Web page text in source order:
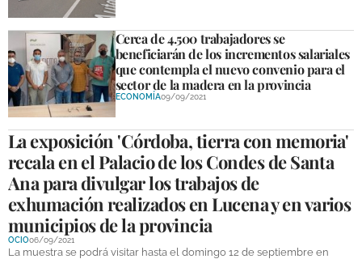
CÓRDOBA
PROVINCIA
SALUD
OBRAS
NECROLÓGICAS
Cerca de 4.500 trabajadores se
beneficiarán de los incrementos salariales
que contempla el nuevo convenio para el
sector de la madera en la provincia
ECONOMÍA09/09/2021
La exposición 'Córdoba, tierra con memoria'
recala en el Palacio de los Condes de Santa
Ana para divulgar los trabajos de
exhumación realizados en Lucena y en varios
municipios de la provincia
OCIO06/09/2021
La muestra se podrá visitar hasta el domingo 12 de septiembre en